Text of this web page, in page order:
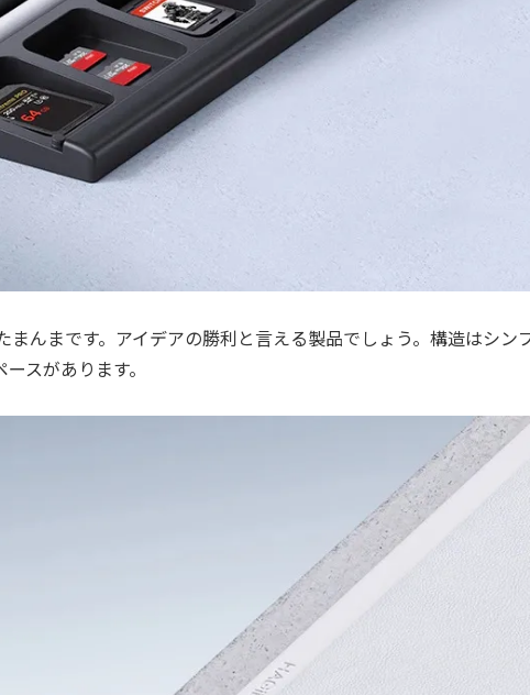
まんまです。アイデアの勝利と言える製品でしょう。構造はシン
スがあります。